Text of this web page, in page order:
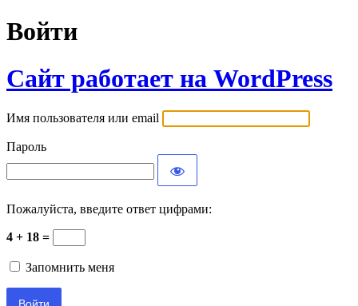
Войти
Сайт работает на WordPress
Имя пользователя или email
Пароль
Пожалуйста, введите ответ цифрами:
4 + 18 =
Запомнить меня